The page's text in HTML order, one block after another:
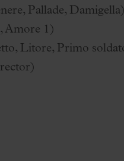
Pallade, Damigella)
Amore 1)
Litore, Primo